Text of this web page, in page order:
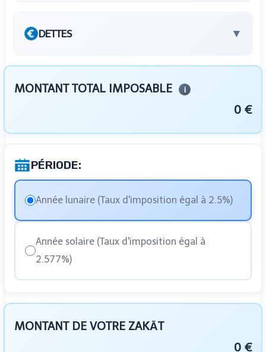
DETTES ▼
MONTANT TOTAL IMPOSABLE i
0 €
PÉRIODE:
Année lunaire (Taux d'imposition égal à 2.5%)
Année solaire (Taux d'imposition égal à
2.577%)
MONTANT DE VOTRE ZAKĀT
0 €